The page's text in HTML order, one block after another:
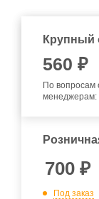
Крупный
560 ₽
По вопросам
менеджерам:
700 ₽
Под заказ